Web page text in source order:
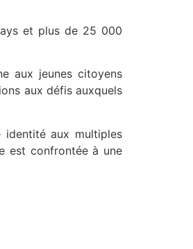
et plus de 25 000
aux jeunes citoyens
aux défis auxquels
identité aux multiples
est confrontée à une